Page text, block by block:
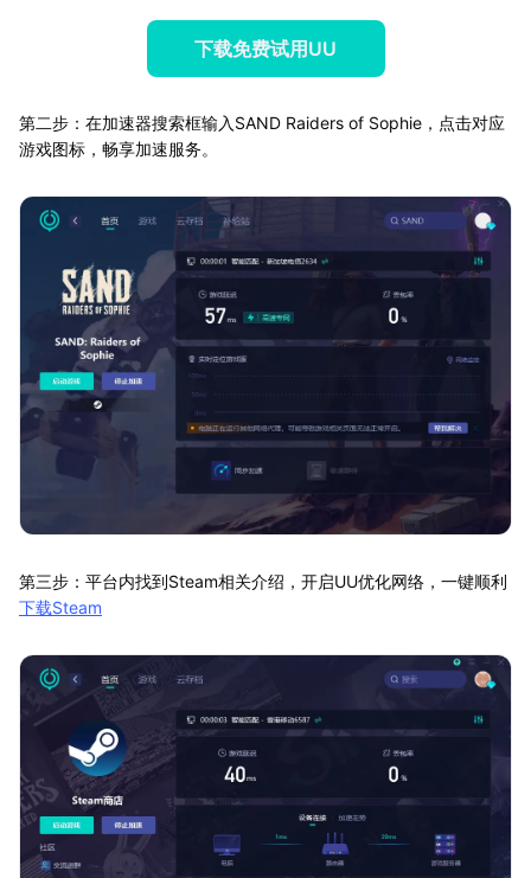
下载免费试用UU
第二步：在加速器搜索框输入SAND Raiders of Sophie，点击对应
游戏图标，畅享加速服务。
第三步：平台内找到Steam相关介绍，开启UU优化网络，一键顺利
下载Steam